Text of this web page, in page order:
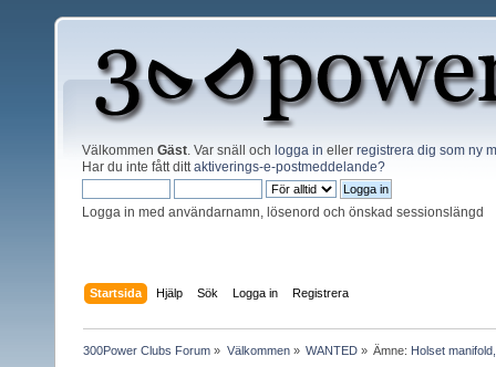
Välkommen Gäst . Var snäll och logga in eller registrera dig som ny
Har du inte fått ditt aktiverings-e-postmeddelande?
Logga in med användarnamn, lösenord och önskad sessionslängd
Startsida Hjälp Sök Logga in Registrera
300Power Clubs Forum » Välkommen» WANTED» Ämne: Holset